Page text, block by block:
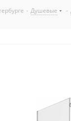
- Душевые -